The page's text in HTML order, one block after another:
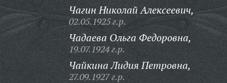
Чагин Николай Алексеевич,
02.05.1925 г.р.
Чадаева Ольга Федоровна,
19.07.1924 г.р.
Чайкина Лидия Петровна,
27.09.1927 г.р.